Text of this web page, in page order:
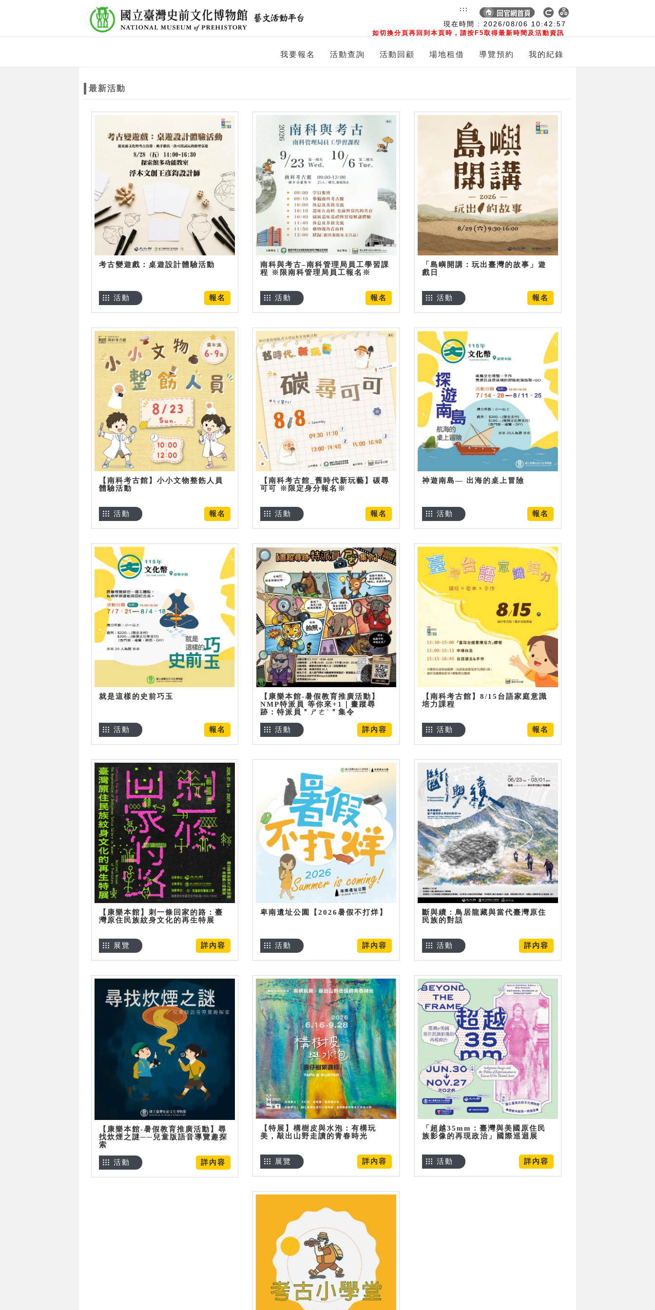
現在時間 : 2026/08/06 10:42:58
如切換分頁再回到本頁時，請按F5取得最新時間及活動資訊
:::
我要報名 活動查詢 活動回顧 場地租借 導覽預約 我的紀錄
最新活動
考古變遊戲：桌遊設計體驗活動
報名
活動
南科與考古–南科管理局員工學習課
程 ※限南科管理局員工報名※
報名
活動
「島嶼開講：玩出臺灣的故事」遊
戲日
報名
活動
【南科考古館】小小文物整飭人員
體驗活動
報名
活動
【南科考古館_舊時代新玩藝】碳尋
可可 ※限定身分報名※
報名
活動
神遊南島— 出海的桌上冒險
報名
活動
就是這樣的史前巧玉
報名
活動
【康樂本館-暑假教育推廣活動】
NMP特派員 等你來+1｜畫蹤尋
跡：特派員＂ㄕㄜˋ＂集令
詳內容
活動
【南科考古館】8/15台語家庭意識
培力課程
報名
活動
【康樂本館】刺一條回家的路：臺
灣原住民族紋身文化的再生特展
詳內容
展覽
卑南遺址公園【2026暑假不打烊】
詳內容
活動
斷與續：鳥居龍藏與當代臺灣原住
民族的對話
詳內容
活動
【康樂本館-暑假教育推廣活動】尋
找炊煙之謎──兒童版語音導覽趣探
索
詳內容
活動
【特展】構樹皮與水泡：有構玩
美，敲出山野走讀的青春時光
詳內容
展覽
「超越35mm：臺灣與美國原住民
族影像的再現政治」國際巡迴展
詳內容
活動